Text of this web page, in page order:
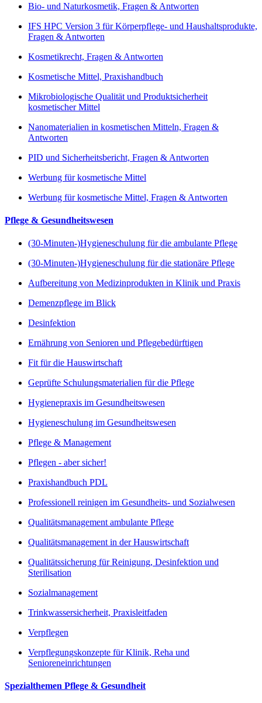
Bio- und Naturkosmetik, Fragen & Antworten
IFS HPC Version 3 für Körperpflege- und Haushaltsprodukte,
Fragen & Antworten
Kosmetikrecht, Fragen & Antworten
Kosmetische Mittel, Praxishandbuch
Mikrobiologische Qualität und Produktsicherheit
kosmetischer Mittel
Nanomaterialien in kosmetischen Mitteln, Fragen &
Antworten
PID und Sicherheitsbericht, Fragen & Antworten
Werbung für kosmetische Mittel
Werbung für kosmetische Mittel, Fragen & Antworten
Pflege & Gesundheitswesen
(30-Minuten-)Hygieneschulung für die ambulante Pflege
(30-Minuten-)Hygieneschulung für die stationäre Pflege
Aufbereitung von Medizinprodukten in Klinik und Praxis
Demenzpflege im Blick
Desinfektion
Ernährung von Senioren und Pflegebedürftigen
Fit für die Hauswirtschaft
Geprüfte Schulungsmaterialien für die Pflege
Hygienepraxis im Gesundheitswesen
Hygieneschulung im Gesundheitswesen
Pflege & Management
Pflegen - aber sicher!
Praxishandbuch PDL
Professionell reinigen im Gesundheits- und Sozialwesen
Qualitätsmanagement ambulante Pflege
Qualitätsmanagement in der Hauswirtschaft
Qualitätssicherung für Reinigung, Desinfektion und
Sterilisation
Sozialmanagement
Trinkwassersicherheit, Praxisleitfaden
Verpflegen
Verpflegungskonzepte für Klinik, Reha und
Senioreneinrichtungen
Spezialthemen Pflege & Gesundheit